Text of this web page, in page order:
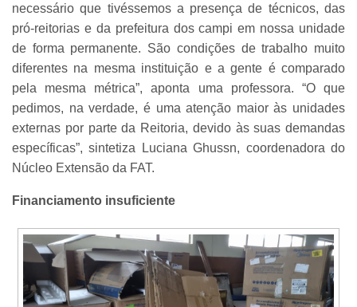
necessário que tivéssemos a presença de técnicos, das
pró-reitorias e da prefeitura dos campi em nossa unidade
de forma permanente. São condições de trabalho muito
diferentes na mesma instituição e a gente é comparado
pela mesma métrica”, aponta uma professora. “O que
pedimos, na verdade, é uma atenção maior às unidades
externas por parte da Reitoria, devido às suas demandas
específicas”, sintetiza Luciana Ghussn, coordenadora do
Núcleo Extensão da FAT.
Financiamento insuficiente